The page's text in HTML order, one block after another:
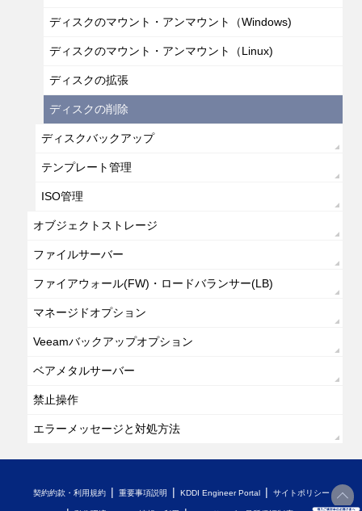
ディスクのマウント・アンマウント（Windows)
ディスクのマウント・アンマウント（Linux)
ディスクの拡張
ディスクの削除
ディスクバックアップ
テンプレート管理
ISO管理
オブジェクトストレージ
ファイルサーバー
ファイアウォール(FW)・ロードバランサー(LB)
マネージドオプション
Veeamバックアップオプション
ベアメタルサーバー
禁止操作
エラーメッセージと対処方法
契約約款・利用規約 重要事項説明 KDDI Engineer Portal サイトポリシー